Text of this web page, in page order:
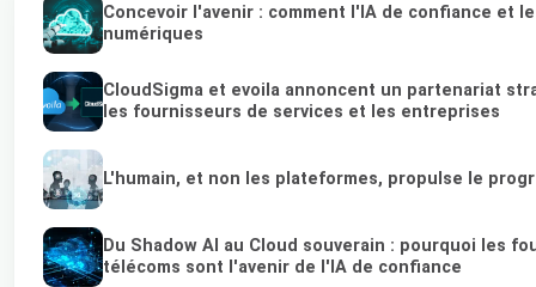
Concevoir l'avenir : comment l'IA de confiance et
numériques
CloudSigma et evoila annoncent un partenariat
les fournisseurs de services et les entreprises
L'humain, et non les plateformes, propulse le
Du Shadow AI au Cloud souverain : pourquoi les
télécoms sont l'avenir de l'IA de confiance